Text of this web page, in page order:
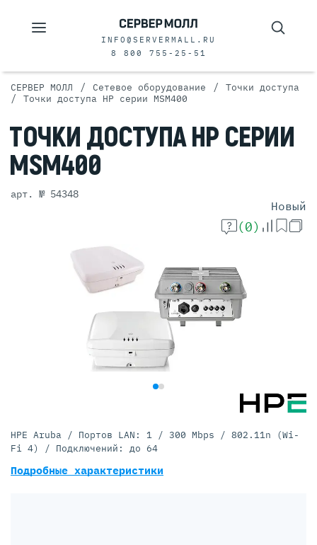
INFO@SERVERMALL.RU
8 800 755-25-51
СЕРВЕР МОЛЛ / Сетевое оборудование / Точки доступа
/ Точки доступа HP серии MSM400
ТОЧКИ ДОСТУПАHP СЕРИИ
MSM400
арт. № 54348
Новый
(0)
HPE Aruba / Портов LAN: 1 / 300 Mbps / 802.11n (Wi-
Fi 4) / Подключений: до 64
Подробные характеристики